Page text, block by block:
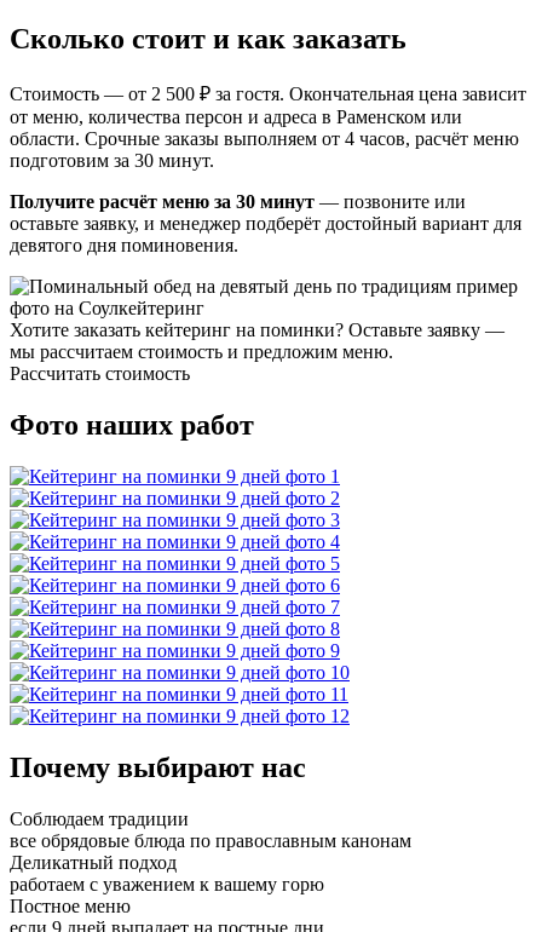
Сколько стоит и как заказать
Стоимость — от 2 500 ₽ за гостя. Окончательная цена зависит
от меню, количества персон и адреса в Раменском или
области. Срочные заказы выполняем от 4 часов, расчёт меню
подготовим за 30 минут.
Получите расчёт меню за 30 минут — позвоните или
оставьте заявку, и менеджер подберёт достойный вариант для
девятого дня поминовения.
Хотите заказать кейтеринг на поминки? Оставьте заявку —
мы рассчитаем стоимость и предложим меню.
Рассчитать стоимость
Фото наших работ
Почему выбирают нас
Соблюдаем традиции
все обрядовые блюда по православным канонам
Деликатный подход
работаем с уважением к вашему горю
Постное меню
если 9 дней выпадает на постные дни